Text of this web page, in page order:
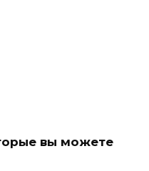
вы можете